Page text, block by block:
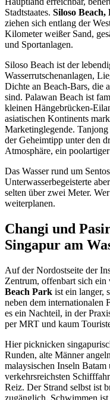
Stadtstaates. Siloso
ziehen sich entlang der
Kilometer weißer Sand,
und Sportanlagen.
Siloso Beach ist der
Wasserrutschenanlagen,
Dichte an Beach-Bars, die
sind. Palawan Beach ist
kleinen Hängebrücken-
asiatischen Kontinents
Marketinglegende.
der Geheimtipp unter den
Atmosphäre, ein
Das Wasser rund um
Unterwasserbegeisterte
selten über zwei Meter.
weiterplanen.
Changi und
Singapur am
Auf der Nordostseite der
Zentrum, offenbart sich
Beach Park ist ein langer,
neben dem internationalen
es ein Nachteil, in der
per MRT und kaum
Hier picknicken
Runden, alte Männer
malaysischen Inseln
verkehrsreichsten
Reiz. Der Strand selbst ist